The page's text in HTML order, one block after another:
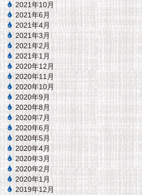
2021年10月
2021年6月
2021年4月
2021年3月
2021年2月
2021年1月
2020年12月
2020年11月
2020年10月
2020年9月
2020年8月
2020年7月
2020年6月
2020年5月
2020年4月
2020年3月
2020年2月
2020年1月
2019年12月